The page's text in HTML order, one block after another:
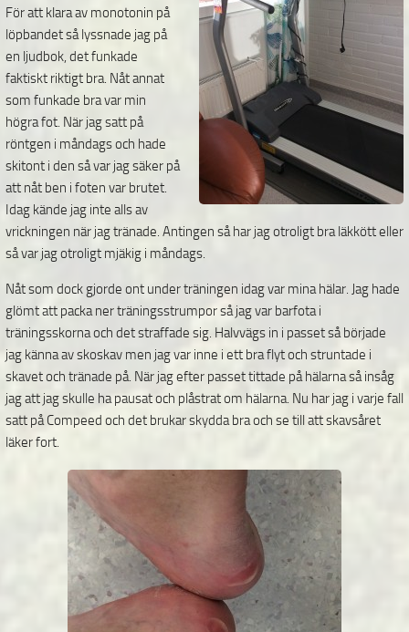
För att klara av monotonin på
löpbandet så lyssnade jag på
en ljudbok, det funkade
faktiskt riktigt bra. Nåt annat
som funkade bra var min
högra fot. När jag satt på
röntgen i måndags och hade
skitont i den så var jag säker på
att nåt ben i foten var brutet.
Idag kände jag inte alls av
vrickningen när jag tränade. Antingen så har jag otroligt bra läkkött eller
så var jag otroligt mjäkig i måndags.
Nåt som dock gjorde ont under träningen idag var mina hälar. Jag hade
glömt att packa ner träningsstrumpor så jag var barfota i
träningsskorna och det straffade sig. Halvvägs in i passet så började
jag känna av skoskav men jag var inne i ett bra flyt och struntade i
skavet och tränade på. När jag efter passet tittade på hälarna så insåg
jag att jag skulle ha pausat och plåstrat om hälarna. Nu har jag i varje fall
satt på Compeed och det brukar skydda bra och se till att skavsåret
läker fort.